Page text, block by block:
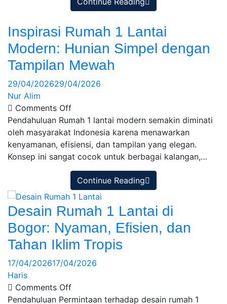
Inspirasi Rumah 1 Lantai
Modern: Hunian Simpel dengan
Tampilan Mewah
29/04/202629/04/2026
Nur Alim
Comments Off
Pendahuluan Rumah 1 lantai modern semakin diminati
oleh masyarakat Indonesia karena menawarkan
kenyamanan, efisiensi, dan tampilan yang elegan.
Konsep ini sangat cocok untuk berbagai kalangan,…
Continue Reading
Desain Rumah 1 Lantai di
Bogor: Nyaman, Efisien, dan
Tahan Iklim Tropis
17/04/202617/04/2026
Haris
Comments Off
Pendahuluan Permintaan terhadap desain rumah 1